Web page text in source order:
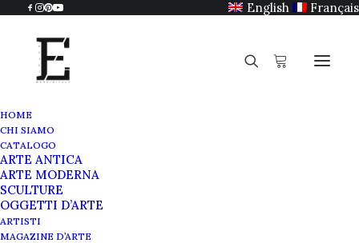
English Français
HOME
CHI SIAMO
CATALOGO
ARTE ANTICA
ARTE MODERNA
SCULTURE
OGGETTI D’ARTE
ARTISTI
MAGAZINE D’ARTE